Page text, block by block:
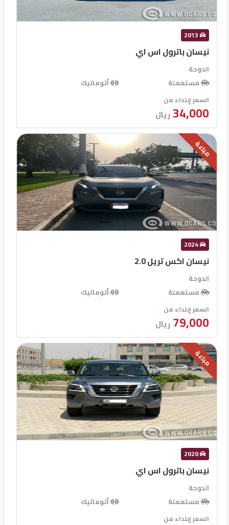
2013
نيسان باترول اس اي
الدوحة
مستعملة
أتوماتيك
السعر إبتداء من
34,000 ريال
مباعة
2024
نيسان اكس تريل 2.0
الدوحة
مستعملة
أتوماتيك
السعر إبتداء من
79,000 ريال
مباعة
2020
نيسان باترول اس اي
الدوحة
مستعملة
أتوماتيك
السعر إبتداء من